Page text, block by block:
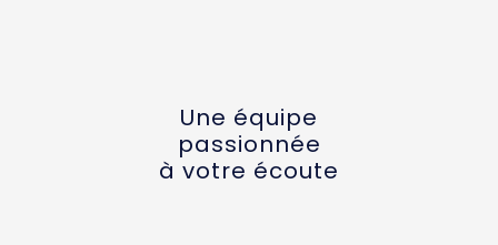
Une équipe
passionnée
à votre écoute